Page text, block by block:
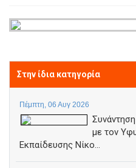
Στην ίδια κατηγορία
Πέμπτη, 06 Αυγ 2026
με τον
Εκπαίδευσης Νίκο...